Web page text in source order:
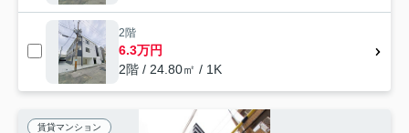
2階
6.3万円
2階 / 24.80㎡ / 1K
賃貸マンション